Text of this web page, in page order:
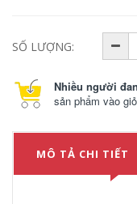
SỐ LƯỢNG:
Nhiều người
sản phẩm vào
MÔ TẢ CHI TIẾT